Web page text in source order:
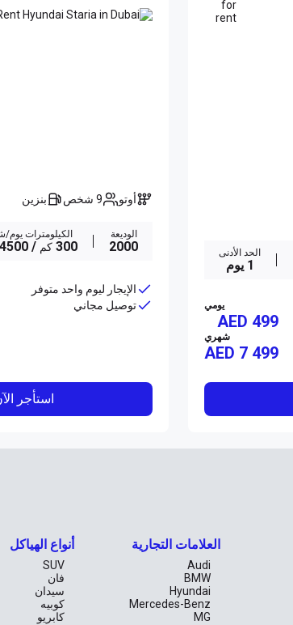
الحد الأدنى
1 يوم
يومي
AED 499
شهري
AED 7 499
أوتو 9 شخص بنزين
الوديعة
2000
الكيلومترات يوم/
300 كم / 4500
الإيجار ليوم واحد متوفر
توصيل مجاني
استأجر
العلامات التجارية
Audi
BMW
Hyundai
Mercedes-Benz
MG
أنواع الهياكل
SUV
فان
سيدان
كوبيه
كابريو